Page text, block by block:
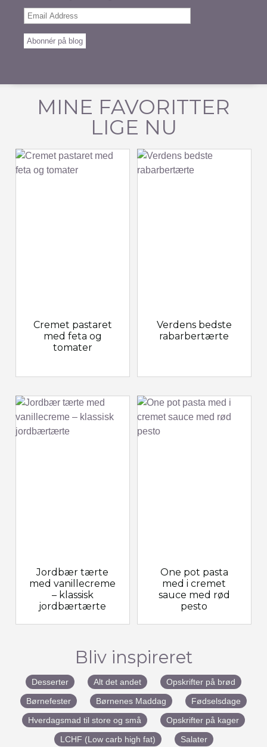
Email
Abonnér på blog
MINE FAVORITTER
LIGE NU
Cremet pastaret
med feta og
tomater
Jordbær tærte
med vanillecreme
– klassisk
jordbærtærte
Verdens bedste
rabarbertærte
One pot pasta
med i cremet
sauce med rød
pesto
Bliv inspireret
Desserter Alt det andet
Opskrifter på brød
Børnefester
Børnenes Maddag
Fødselsdage
Hverdagsmad til store og små
Opskrifter på kager
LCHF (Low carb high fat)
Salater